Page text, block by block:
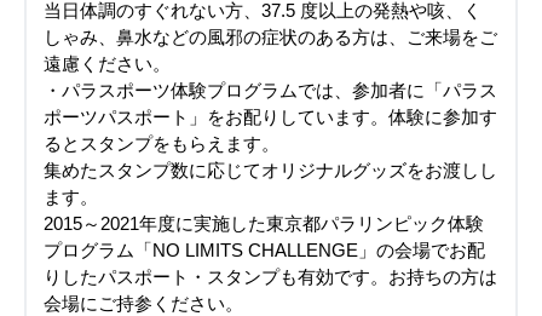
当日体調のすぐれない方、37.5 度以上の発熱や咳、く
しゃみ、鼻水などの風邪の症状のある方は、ご来場をご
遠慮ください。
・パラスポーツ体験プログラムでは、参加者に「パラス
ポーツパスポート」をお配りしています。体験に参加す
るとスタンプをもらえます。
集めたスタンプ数に応じてオリジナルグッズをお渡しし
ます。
2015～2021年度に実施した東京都パラリンピック体験
プログラム「NO LIMITS CHALLENGE」の会場でお配
りしたパスポート・スタンプも有効です。お持ちの方は
会場にご持参ください。